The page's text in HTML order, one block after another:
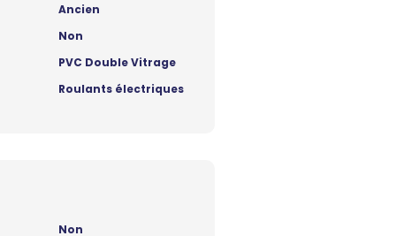
Ancien
Non
PVC Double Vitrage
Roulants électriques
Non